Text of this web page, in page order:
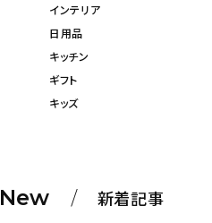
インテリア
日用品
キッチン
ギフト
キッズ
New 新着記事